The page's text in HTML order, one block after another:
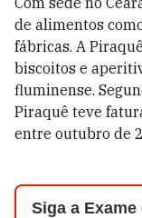
de alimentos
fábricas. A
biscoitos e
fluminense.
Piraquê teve
entre outubro de
Siga a